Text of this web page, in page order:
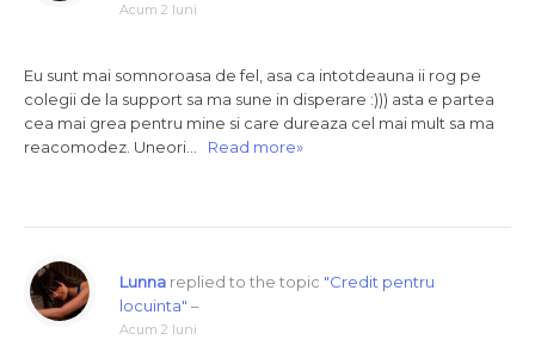
Acum 2 luni
Eu sunt mai somnoroasa de fel, asa ca intotdeauna ii rog pe
colegii de la support sa ma sune in disperare :))) asta e partea
cea mai grea pentru mine si care dureaza cel mai mult sa ma
reacomodez. Uneori… Read more»
Lunna replied to the topic "Credit pentru
locuinta" –
Acum 2 luni